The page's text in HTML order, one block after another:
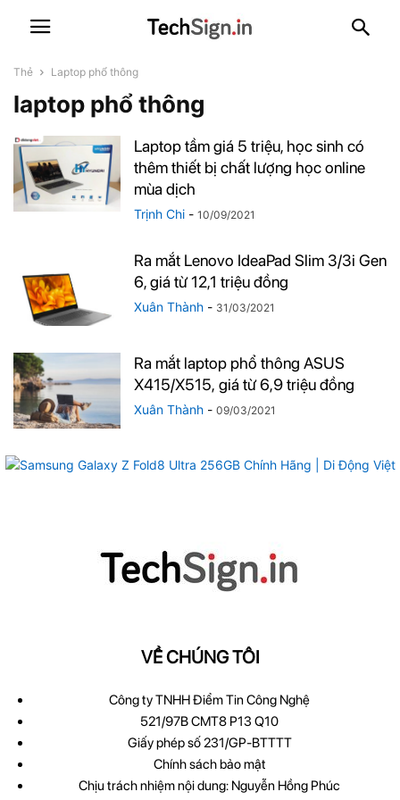
Thẻ Laptop phổ thông
laptop phổ thông
Laptop tầm giá 5 triệu, học sinh có
thêm thiết bị chất lượng học online
mùa dịch
Trịnh Chi - 10/09/2021
Ra mắt Lenovo IdeaPad Slim 3/3i Gen
6, giá từ 12,1 triệu đồng
Xuân Thành - 31/03/2021
Ra mắt laptop phổ thông ASUS
X415/X515, giá từ 6,9 triệu đồng
Xuân Thành - 09/03/2021
VỀ CHÚNG TÔI
Công ty TNHH Điểm Tin Công Nghệ
521/97B CMT8 P13 Q10
Giấy phép số 231/GP-BTTTT
Chính sách bảo mật
Chịu trách nhiệm nội dung: Nguyễn Hồng Phúc